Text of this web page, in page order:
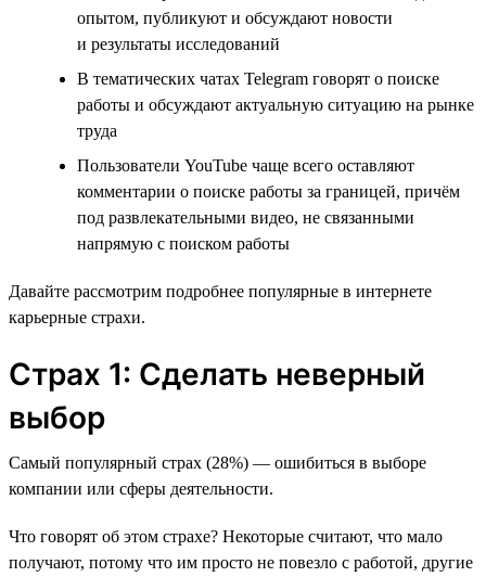
опытом, публикуют и обсуждают новости
и результаты исследований
В тематических чатах Telegram говорят о поиске
работы и обсуждают актуальную ситуацию на рынке
труда
Пользователи YouTube чаще всего оставляют
комментарии о поиске работы за границей, причём
под развлекательными видео, не связанными
напрямую с поиском работы
Давайте рассмотрим подробнее популярные в интернете
карьерные страхи.
Страх 1: Сделать неверный
выбор
Самый популярный страх (28%) — ошибиться в выборе
компании или сферы деятельности.
Что говорят об этом страхе? Некоторые считают, что мало
получают, потому что им просто не повезло с работой, другие